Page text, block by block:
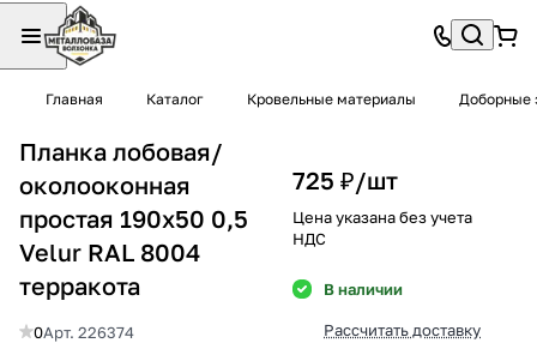
Главная Каталог Кровельные материалы Доборные
Планка лобовая/
околооконная
простая 190х50 0,5
Velur RAL 8004
терракота
0Арт. 226374
725 ₽/шт
Цена указана без учета
НДС
В наличии
Рассчитать доставку